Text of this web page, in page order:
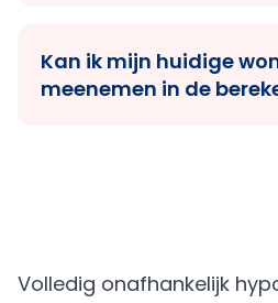
Kan ik mijn huidige
meenemen in de
Volledig onafhankelijk